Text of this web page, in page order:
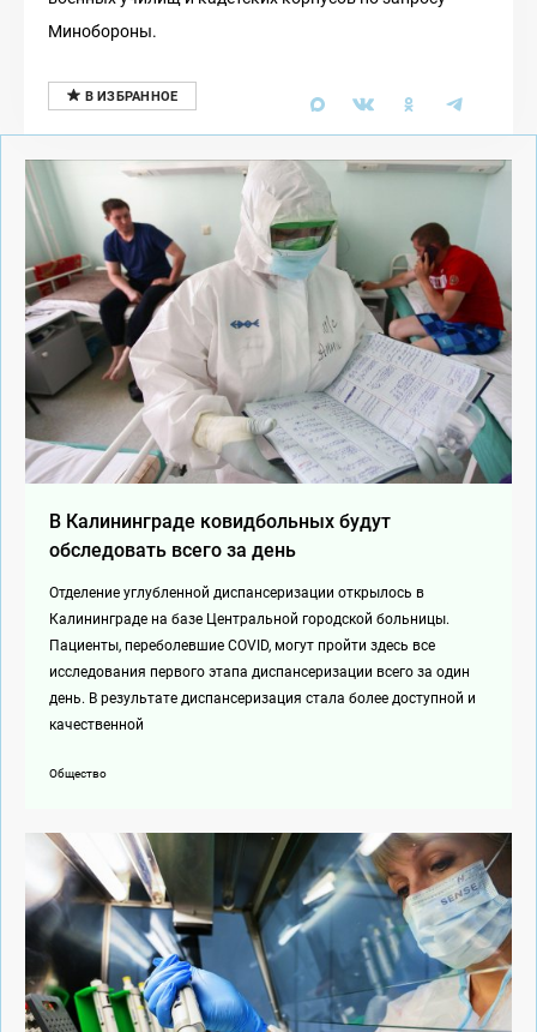
Минобороны.
В Калининграде ковидбольных будут
обследовать всего за день
Отделение углубленной диспансеризации открылось в
Калининграде на базе Центральной городской больницы.
Пациенты, переболевшие COVID, могут пройти здесь все
исследования первого этапа диспансеризации всего за один
день. В результате диспансеризация стала более доступной и
качественной
Общество